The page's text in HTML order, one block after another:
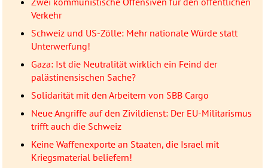
Verkehr
Schweiz und US-Zölle: Mehr nationale Würde statt
Unterwerfung!
Gaza: Ist die Neutralität wirklich ein Feind der
palästinensischen Sache?
Solidarität mit den Arbeitern von SBB Cargo
Neue Angriffe auf den Zivildienst: Der EU-Militarismus
trifft auch die Schweiz
Keine Waffenexporte an Staaten, die Israel mit
Kriegsmaterial beliefern!